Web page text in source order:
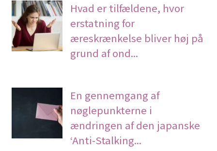
Hvad er tilfældene, hvor
erstatning for
æreskrænkelse bliver høj på
grund af ond...
En gennemgang af
nøglepunkterne i
ændringen af den japanske
‘Anti-Stalking...